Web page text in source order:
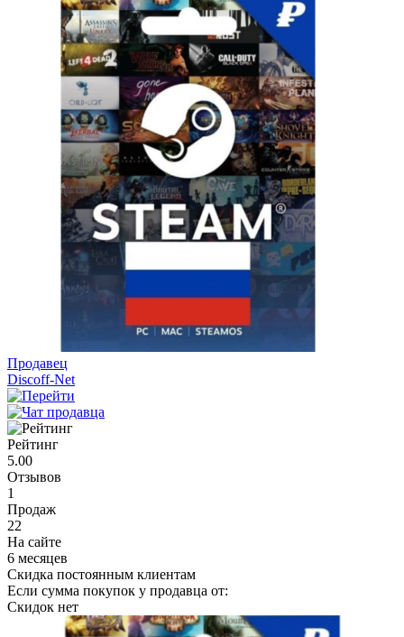
Продавец
Discoff-Net
Рейтинг
5.00
Отзывов
1
Продаж
22
На сайте
6 месяцев
Скидка постоянным клиентам
Если сумма покупок у продавца от:
Скидок нет